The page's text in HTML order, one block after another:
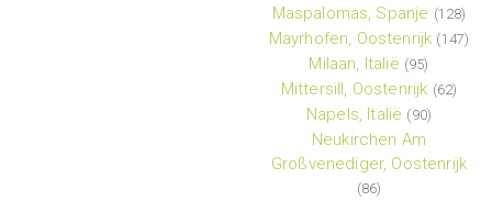
Maspalomas, Spanje (128)
Mayrhofen, Oostenrijk (147)
Milaan, Italië (95)
Mittersill, Oostenrijk (62)
Napels, Italië (90)
Neukirchen Am
Großvenediger, Oostenrijk
(86)